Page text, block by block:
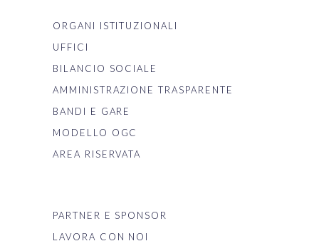
ORGANI ISTITUZIONALI
UFFICI
BILANCIO SOCIALE
AMMINISTRAZIONE TRASPARENTE
BANDI E GARE
MODELLO OGC
AREA RISERVATA
PARTNER E SPONSOR
LAVORA CON NOI